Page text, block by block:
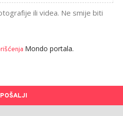
ili videa. Ne smije biti
Mondo portala.
POŠALJI